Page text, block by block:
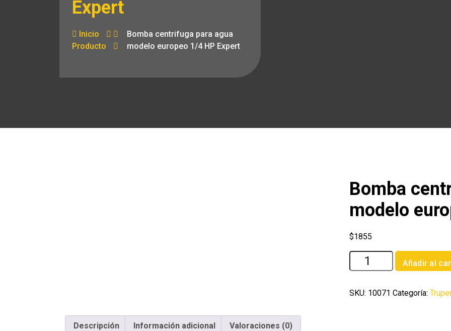
Expert
Inicio
Producto
Bomba centrifuga para agua
modelo europeo 1/4 HP Expert
Bomba
modelo
$1855
Bomba
centrifuga
agua
Añadir al
SKU: 10071 Categoría:
Descripción Información adicional Valoraciones (0)